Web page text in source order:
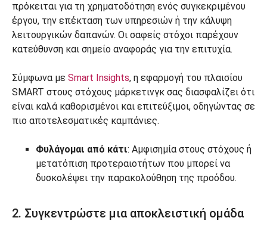
πρόκειται για τη χρηματοδότηση ενός συγκεκριμένου
έργου, την επέκταση των υπηρεσιών ή την κάλυψη
λειτουργικών δαπανών. Οι σαφείς στόχοι παρέχουν
κατεύθυνση και σημείο αναφοράς για την επιτυχία.
Σύμφωνα με Smart Insights, η εφαρμογή του πλαισίου
SMART στους στόχους μάρκετινγκ σας διασφαλίζει ότι
είναι καλά καθορισμένοι και επιτεύξιμοι, οδηγώντας σε
πιο αποτελεσματικές καμπάνιες.
Φυλάγομαι από κάτι: Αμφισημία στους στόχους ή
μετατόπιση προτεραιοτήτων που μπορεί να
δυσκολέψει την παρακολούθηση της προόδου.
2. Συγκεντρώστε μια αποκλειστική ομάδα